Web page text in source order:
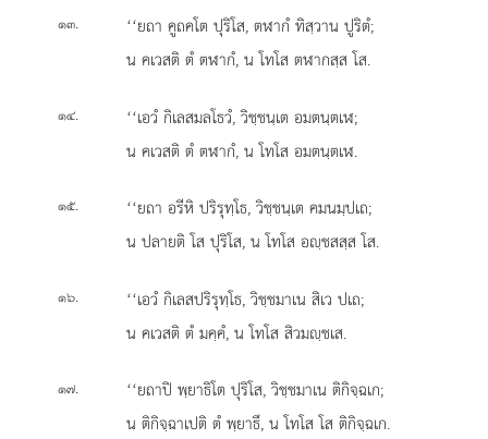
๑๓.
‘‘ยถา คูถคโต ปุริโส, ตฬากํ ทิสฺวาน ปูริตํ;
น คเวสติ ตํ ตฬากํ, น โทโส ตฬากสฺส โส.
๑๔.
‘‘เอวํ กิเลสมลโธวํ, วิชฺชนฺเต อมตนฺตเฬ;
น คเวสติ ตํ ตฬากํ, น โทโส อมตนฺตเฬ.
๑๕.
‘‘ยถา อรีหิ ปริรุทฺโธ, วิชฺชนฺเต คมนมฺปเถ;
น ปลายติ โส ปุริโส, น โทโส อฺชสสฺส โส.
๑๖.
‘‘เอวํ กิเลสปริรุทฺโธ, วิชฺชมาเน สิเว ปเถ;
น คเวสติ ตํ มคฺคํ, น โทโส สิวมฺชเส.
๑๗. ‘‘ยถาปิ พฺยาธิโต ปุริโส, วิชฺชมาเน ติกิจฺฉเก;
น ติกิจฺฉาเปติ ตํ พฺยาธึ, น โทโส โส ติกิจฺฉเก.